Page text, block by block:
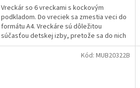
Vreckár so 6 vreckami s kockovým
podkladom. Do vreciek sa zmestia veci do
formátu A4. Vreckáre sú dôležitou
súčasťou detskej izby, pretože sa do nich
schová množstvo praktických...
Kód: MUB20322B